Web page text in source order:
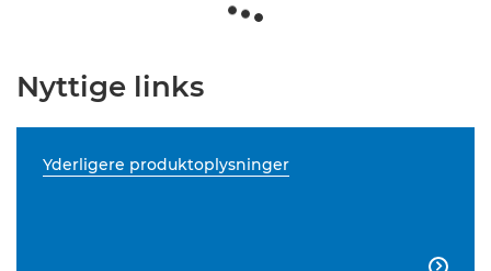
Nyttige links
Yderligere produktoplysninger
